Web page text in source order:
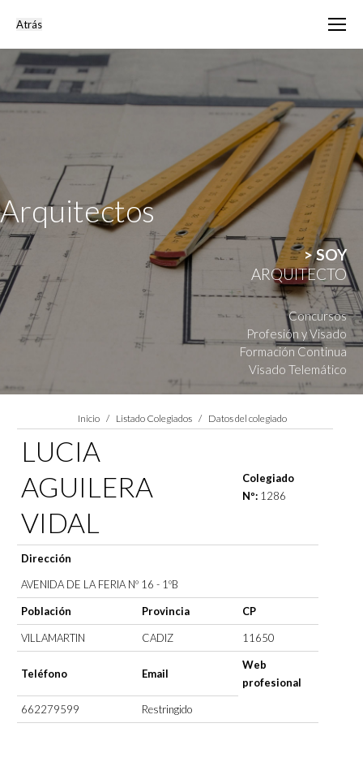
Arquitectos
> SOY
ARQUITECTO
Concursos
Profesión y Visado
Formación Continua
Visado Telemático
Estás aquí:
Inicio Listado Colegiados Datos del colegiado
LUCIA
AGUILERA
VIDAL
Colegiado
Nº:1286
Dirección
AVENIDA DE LA FERIA Nº 16 - 1ºB
Población Provincia CP
VILLAMARTIN CADIZ 11650
Teléfono Email
Web
profesional
662279599 Restringido